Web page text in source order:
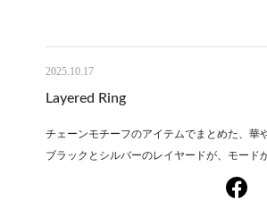
2025.10.17
Layered Ring
チェーンモチーフのアイテムでまとめた、華
ブラックとシルバーのレイヤードが、モード